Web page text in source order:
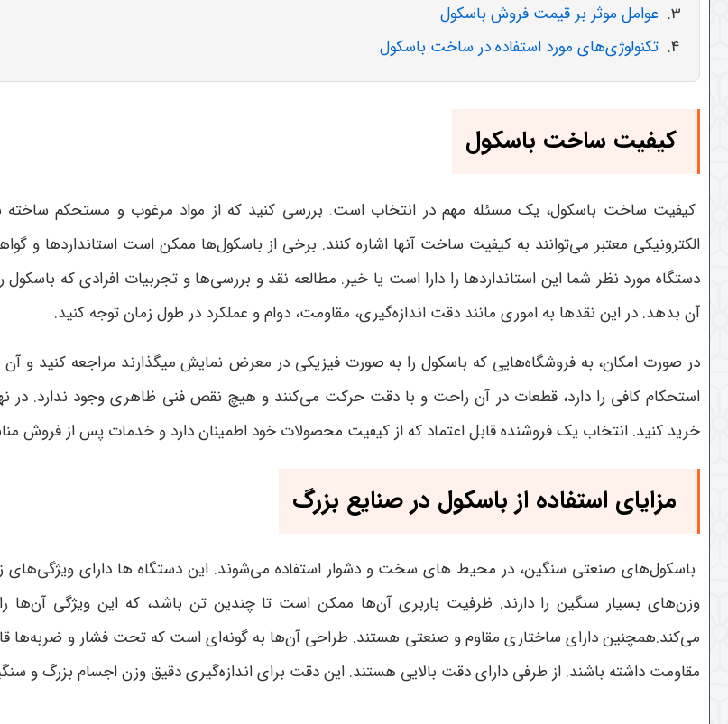
عوامل موثر بر قیمت فروش باسکول
تکنولوژی‌های مورد استفاده در ساخت باسکول‌
کیفیت ساخت باسکول
کیفیت ساخت باسکول، یک مسئله مهم در انتخاب است. بررسی کنید که از مواد مرغوب و مستحکم ساخته
الکترونیکی معتبر می‌توانند به کیفیت ساخت آنها اشاره کنند. برخی از باسکول‌ها ممکن است استانداردها و
دستگاه مورد نظر شما این استانداردها را دارا است یا خیر. مطالعه نقد و بررسی‌ها و تجربیات افرادی که
آن بدهد. در این نقدها به اموری مانند دقت اندازه‌گیری، مقاومت، دوام و عملکرد در طول زمان توجه کنید.
در صورت امکان، به فروشگاه‌هایی که باسکول را به صورت فیزیکی در معرض نمایش میگذارند مراجعه کنید و آن
استحکام کافی را دارد، قطعات در آن راحت و با دقت حرکت می‌کنند و هیچ نقص فنی ظاهری وجود ندارد. در
خرید کنید. انتخاب یک فروشنده قابل اعتماد که از کیفیت محصولات خود اطمینان دارد و خدمات پس از فروش
مزایای استفاده از باسکول در صنایع بزرگ
باسکول‌های صنعتی سنگین، در محیط‌ های سخت و دشوار استفاده می‌شوند. این دستگاه ها دارای ویژگی‌های
وزن‌های بسیار سنگین را دارند. ظرفیت باربری آن‌ها ممکن است تا چندین تن باشد، که این ویژگی آن‌ها
می‌کند.همچنین دارای ساختاری مقاوم و صنعتی هستند. طراحی آن‌ها به گونه‌ای است که تحت فشار و ضربه‌ها
مقاومت داشته باشند. از طرفی دارای دقت بالایی هستند. این دقت برای اندازه‌گیری دقیق وزن اجسام بزرگ و